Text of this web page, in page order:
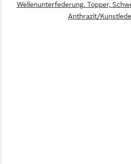
Wellenunterfederung, Topper,
Anthrazit/